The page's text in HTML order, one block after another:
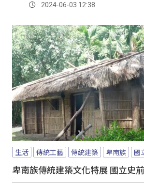
2024-06-03 12:38
生活 傳統工藝 傳統建築 卑南族 國
卑南族傳統建築文化特展 國立史